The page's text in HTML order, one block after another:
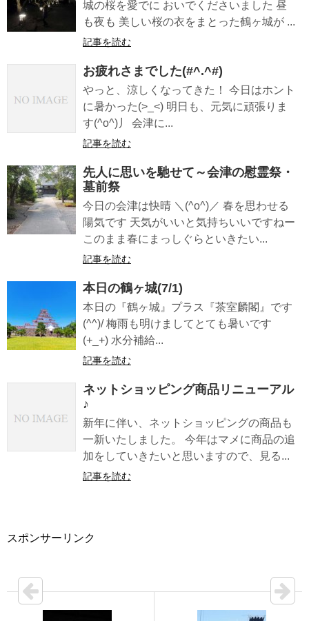
城の桜を愛でに おいでくださいました 昼
も夜も 美しい桜の衣をまとった鶴ヶ城が ...
記事を読む
お疲れさまでした(#^.^#)
やっと、涼しくなってきた！ 今日はホント
に暑かった(>_<) 明日も、元気に頑張りま
す(^o^)丿 会津に...
記事を読む
先人に思いを馳せて～会津の慰霊祭・
墓前祭
今日の会津は快晴 ＼(^o^)／ 春を思わせる
陽気です 天気がいいと気持ちいいですねー
このまま春にまっしぐらといきたい...
記事を読む
本日の鶴ヶ城(7/1)
本日の『鶴ヶ城』プラス『茶室麟閣』です
(^^)/ 梅雨も明けましてとても暑いです
(+_+) 水分補給...
記事を読む
ネットショッピング商品リニューアル
♪
新年に伴い、ネットショッピングの商品も
一新いたしました。 今年はマメに商品の追
加をしていきたいと思いますので、見る...
記事を読む
スポンサーリンク